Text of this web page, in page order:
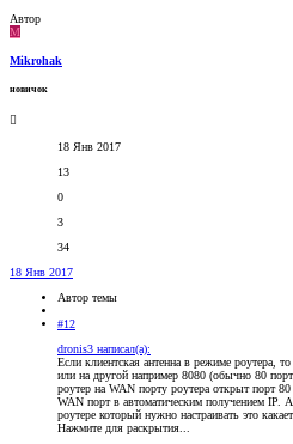
Автор
M
Mikrohak
новичок
18 Янв 2017
13
0
3
34
18 Янв 2017
Автор темы
#12
dronis3 написал(а):
Если клиентская антенна в режиме роутера,
или на другой например 8080 (обычно 80
роутер на WAN порту роутера открыт порт
WAN порт в автоматическим получением IP. А
роутере который нужно настраивать это
Нажмите для раскрытия...